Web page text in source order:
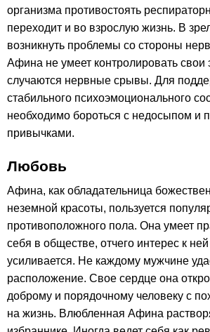
организма противостоять
переходит и во взрослую жизнь. В
возникнуть проблемы со стороны
Афина не умеет контролировать свои
случаются нервные срывы. Для
стабильного психоэмоционального
необходимо бороться с недосыпом и
привычками.
Любовь
Афина, как обладательница
неземной красоты, пользуется
противоположного пола. Она умеет
себя в обществе, отчего интерес к ней
усиливается. Не каждому мужчине
расположение. Свое сердце она
доброму и порядочному человеку с
на жизнь. Влюбленная Афина